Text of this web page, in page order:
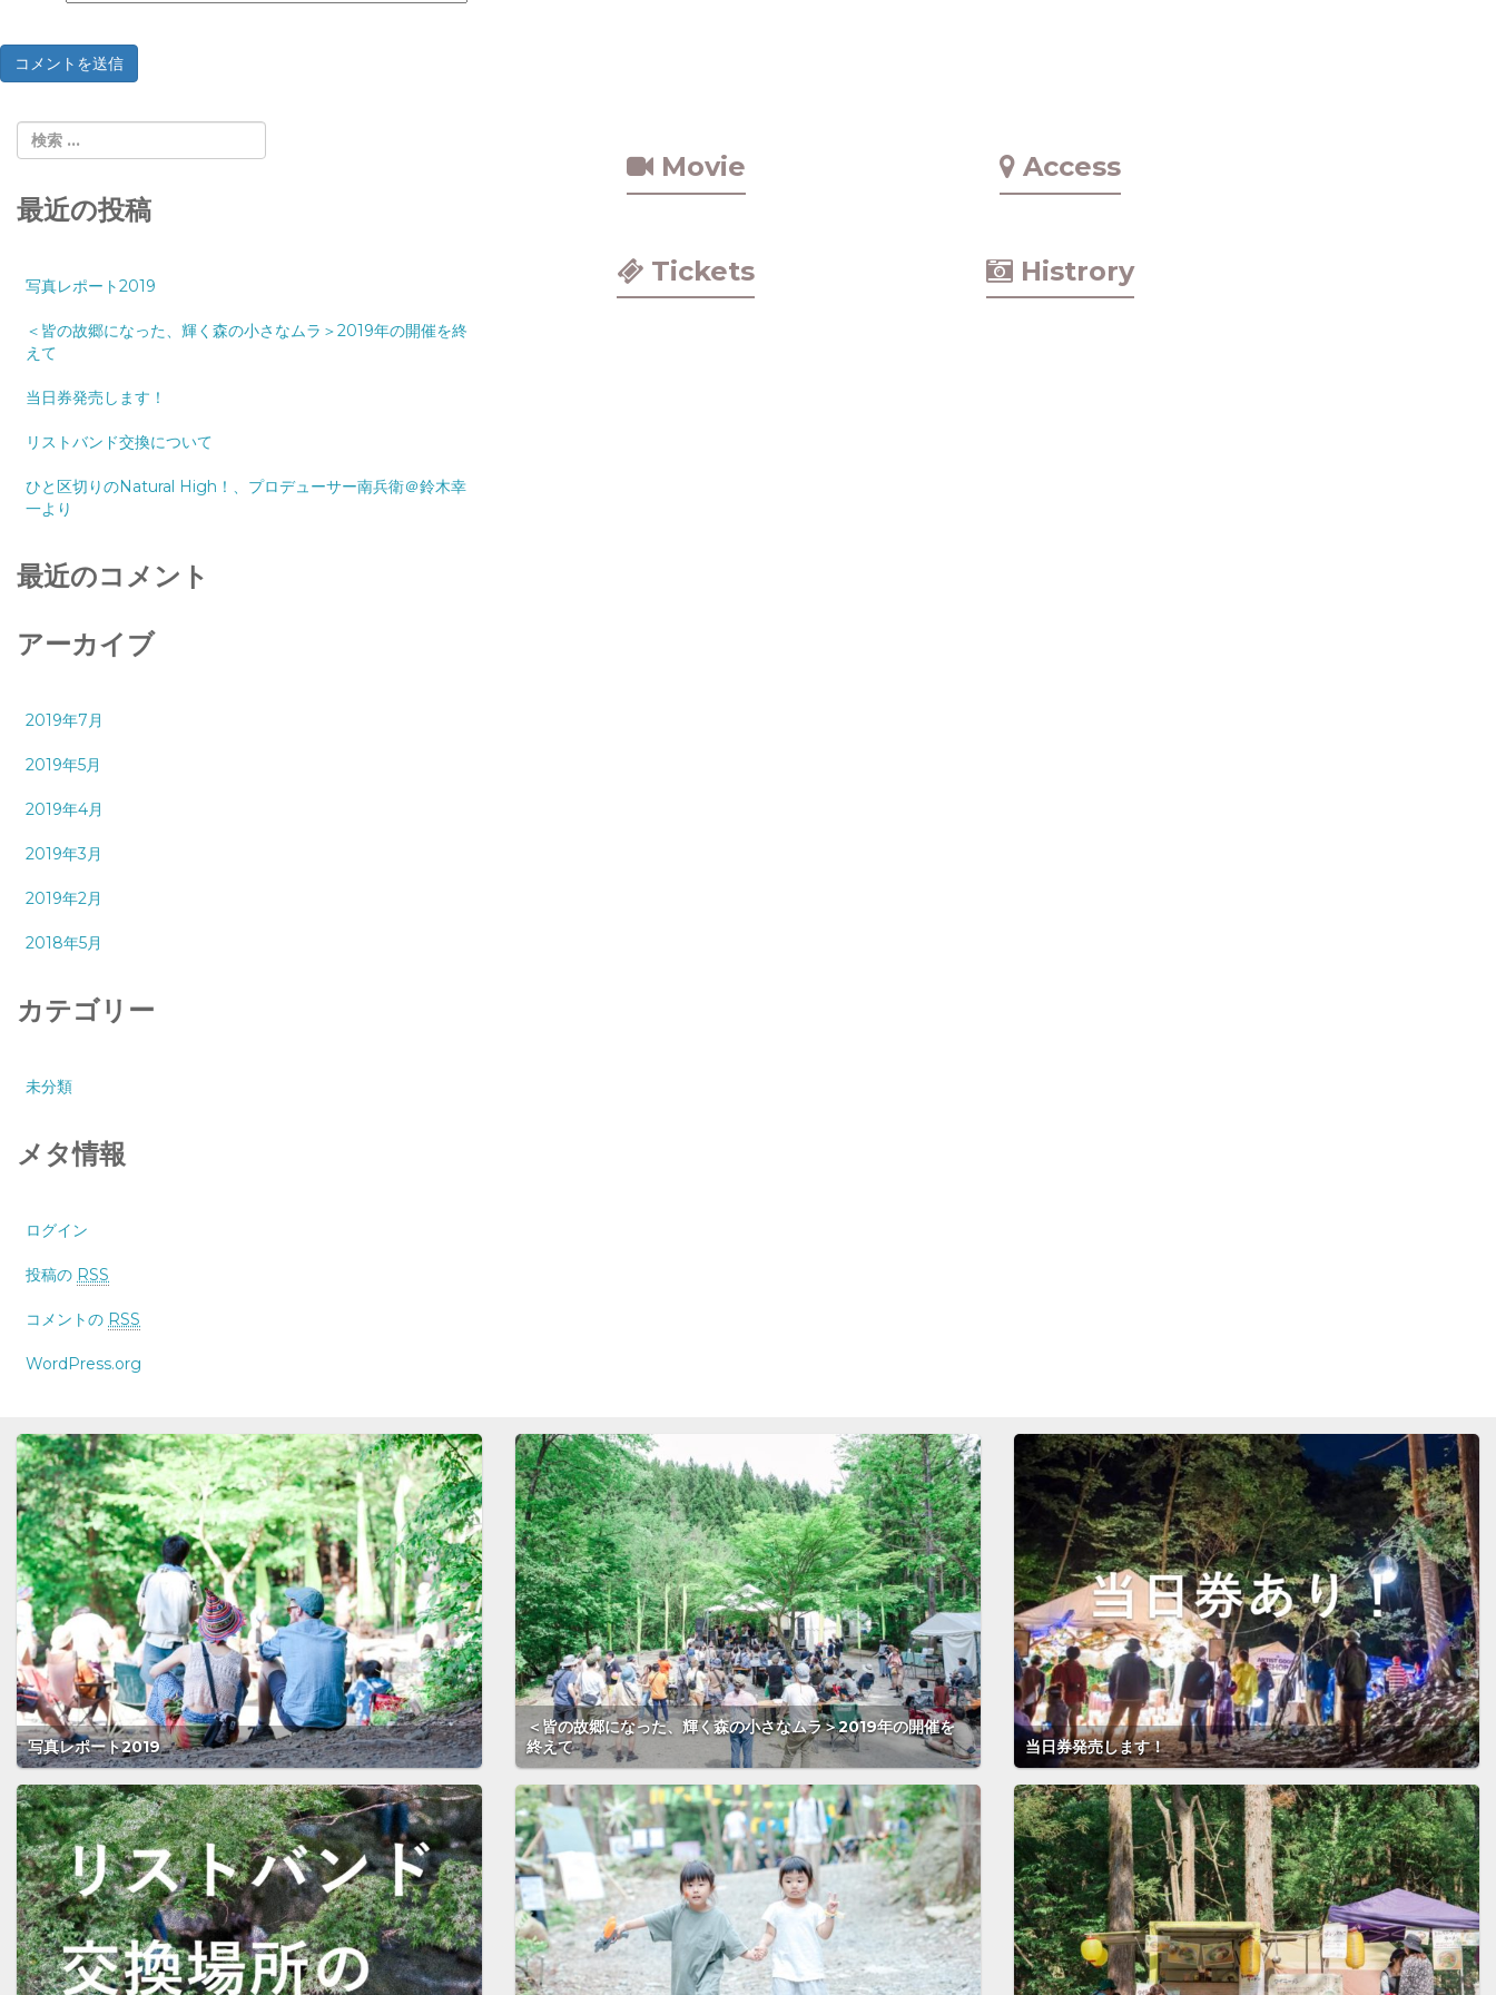
最近の投稿
写真レポート2019
＜皆の故郷になった、輝く森の小さなムラ＞2019年の開催を終
えて
当日券発売します！
リストバンド交換について
ひと区切りのNatural High！、プロデューサー南兵衛＠鈴木幸
一より
最近のコメント
アーカイブ
2019年7月
2019年5月
2019年4月
2019年3月
2019年2月
2018年5月
カテゴリー
未分類
メタ情報
ログイン
投稿の RSS
コメントの RSS
WordPress.org
Movie Access
Tickets Histrory
写真レポート2019
＜皆の故郷になった、輝く森の小さなムラ＞2019年の開催を
終えて
当日券発売します！